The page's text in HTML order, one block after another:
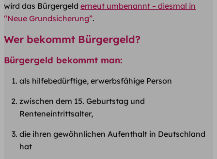
wird das Bürgergeld erneut umbenannt – diesmal in
“Neue Grundsicherung”.
Wer bekommt Bürgergeld?
Bürgergeld bekommt man:
als hilfebedürftige, erwerbsfähige Person
zwischen dem 15. Geburtstag und
Renteneintrittsalter,
die ihren gewöhnlichen Aufenthalt in Deutschland
hat